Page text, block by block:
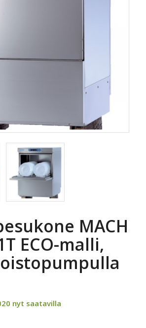
MACH
ECO-malli,
nyt saatavilla